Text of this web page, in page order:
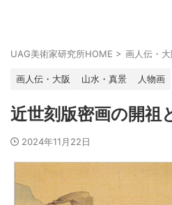
UAG美術家研究所HOME > 画人伝・大
画人伝・大阪 山水・真景 人物画
近世刻版密画の開祖
2024年11月22日